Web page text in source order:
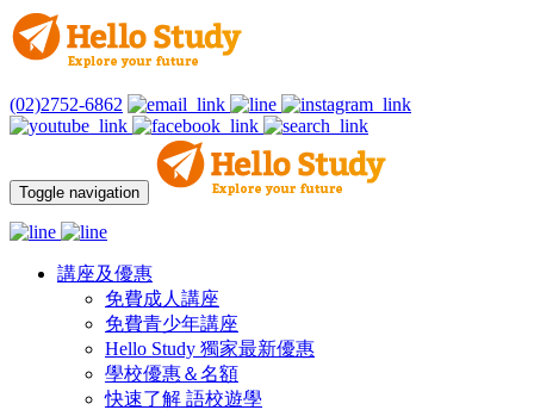
(02)2752-6862
Toggle navigation
講座及優惠
免費成人講座
免費青少年講座
Hello Study 獨家最新優惠
學校優惠＆名額
快速了解 語校遊學